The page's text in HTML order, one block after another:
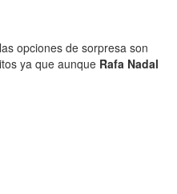
opciones de sorpresa son
ya que aunque Rafa Nadal